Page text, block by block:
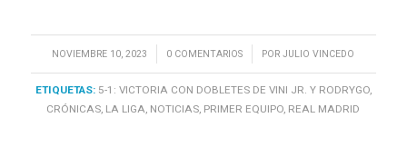
NOVIEMBRE 10, 2023
/ 0 COMENTARIOS
/ PORJULIO VINCEDO
ETIQUETAS: 5-1: VICTORIA CON DOBLETES DE VINI JR. Y RODRYGO,
CRÓNICAS LA LIGA NOTICIAS PRIMER EQUIPO REAL MADRID